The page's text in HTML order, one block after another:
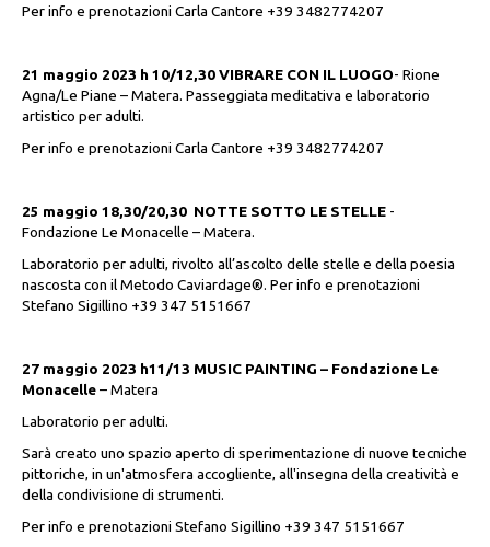
Per info e prenotazioni Carla Cantore +39 3482774207
21 maggio 2023 h 10/12,30 VIBRARE CON IL LUOGO- Rione
Agna/Le Piane – Matera. Passeggiata meditativa e laboratorio
artistico per adulti.
Per info e prenotazioni Carla Cantore +39 3482774207
25 maggio 18,30/20,30 NOTTE SOTTO LE STELLE -
Fondazione Le Monacelle – Matera.
Laboratorio per adulti, rivolto all’ascolto delle stelle e della poesia
nascosta con il Metodo Caviardage®. Per info e prenotazioni
Stefano Sigillino +39 347 5151667
27 maggio 2023 h11/13 MUSIC PAINTING – Fondazione Le
Monacelle– Matera
Laboratorio per adulti.
Sarà creato uno spazio aperto di sperimentazione di nuove tecniche
pittoriche, in un'atmosfera accogliente, all'insegna della creatività e
della condivisione di strumenti.
Per info e prenotazioni Stefano Sigillino +39 347 5151667